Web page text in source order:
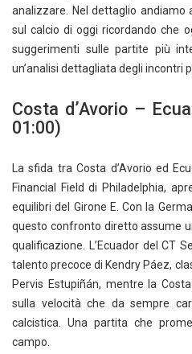
analizzare. Nel dettaglio andiamo
sul calcio di oggi ricordando che
suggerimenti sulle partite più
un’analisi dettagliata degli incontri
Costa d’Avorio –
01:00)
La sfida tra Costa d’Avorio ed
Financial Field di Philadelphia,
equilibri del Girone E. Con la
questo confronto diretto assume
qualificazione. L’Ecuador del CT
talento precoce di Kendry Páez,
Pervis Estupiñán, mentre la
sulla velocità che da sempre
calcistica. Una partita che
campo.